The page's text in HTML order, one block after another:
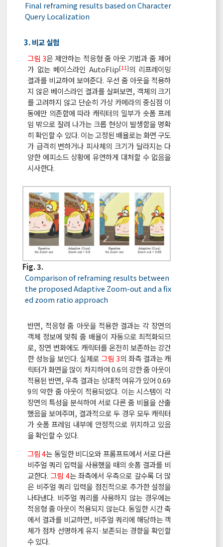
Final reframing results based on Character
Query Localization
3. 비교 실험
그림 3은 제안하는 적응형 줌 아웃 기법과 줌 제어
가 없는 베이스라인 AutoFlip[11]의 리프레이밍
결과를 비교하여 보여준다. 우선 줌 아웃을 적용하
지 않은 베이스라인 결과를 살펴보면, 객체의 크기
를 고려하지 않고 단순히 가상 카메라의 중심점 이
동에만 의존함에 따라 캐릭터의 일부가 숏폼 프레
임 밖으로 잘려 나가는 크롭 현상이 발생함을 명확
히 확인할 수 있다. 이는 고정된 배율로는 화면 구도
가 급격히 변하거나 피사체의 크기가 달라지는 다
양한 에피소드 상황에 유연하게 대처할 수 없음을
시사한다.
Fig. 3.
Comparison of reframing results between
the proposed Adaptive Zoom-out and a fix
ed zoom ratio approach
반면, 적응형 줌 아웃을 적용한 결과는 각 장면의
객체 정보에 맞춰 줌 배율이 자동으로 최적화되므
로, 장면 변화에도 캐릭터를 온전히 보존하는 강건
한 성능을 보인다. 실제로 그림 3의 좌측 결과는 캐
릭터가 화면을 많이 차지하여 0.6의 강한 줌 아웃이
적용된 반면, 우측 결과는 상대적 여유가 있어 0.69
9의 약한 줌 아웃이 적용되었다. 이는 시스템이 각
장면의 특성을 분석하여 서로 다른 줌 비율을 산출
했음을 보여주며, 결과적으로 두 경우 모두 캐릭터
가 숏폼 프레임 내부에 안정적으로 위치하고 있음
을 확인할 수 있다.
그림 4는 동일한 비디오와 프롬프트에서 서로 다른
비주얼 쿼리 입력을 사용했을 때의 숏폼 결과를 비
교한다. 그림 4는 좌측에서 우측으로 갈수록 더 많
은 비주얼 쿼리 입력을 점진적으로 추가한 설정을
나타낸다. 비주얼 쿼리를 사용하지 않는 경우에는
적응형 줌 아웃이 적용되지 않는다. 동일한 시간 축
에서 결과를 비교하면, 비주얼 쿼리에 해당하는 객
체가 점차 선명하게 유지·보존되는 경향을 확인할
수 있다.